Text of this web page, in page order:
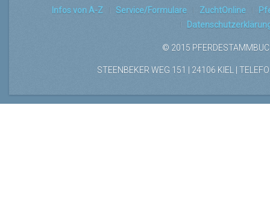
Infos von A-Z Service/Formulare ZuchtOnline
© 2015
STEENBEKER WEG 151 | 24106 KIEL |